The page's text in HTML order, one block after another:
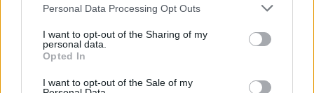
This information may also be disclosed by us to third parties
disclose it to other third parties.
Please note that this website/app uses one or more Google
services and may gather and store information including but
Personal Data Processing Opt Outs
I want to opt-out of the Sharing of my
personal data.
Opted In
I want to opt-out of the Sale of my
Francia
InvestirMag